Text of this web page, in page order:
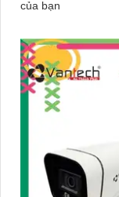
của bạn